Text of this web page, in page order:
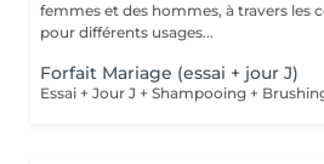
femmes et des hommes, à travers les
pour différents usages...
Forfait Mariage (essai + jour J)